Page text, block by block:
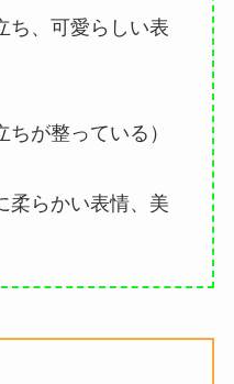
ち、可愛らしい表
ちが整っている）
柔らかい表情、美